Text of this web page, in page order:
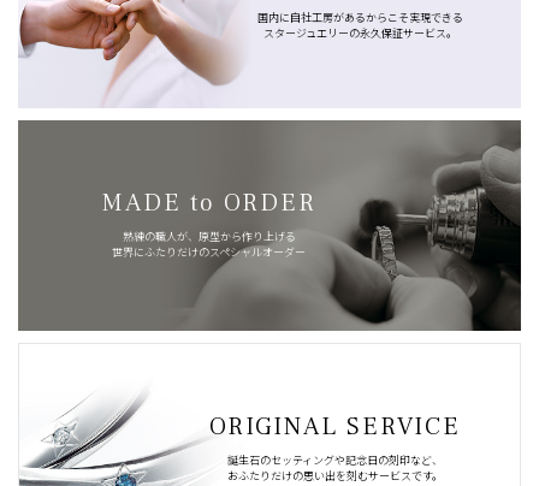
国内に自社工房があるからこそ実現できる
スタージュエリーの永久保証サービス。
MADE to ORDER
熟練の職人が、原型から作り上げる
世界にふたりだけのスペシャルオーダー
ORIGINAL SERVICE
誕生石のセッティングや記念日の刻印など、
おふたりだけの思い出を刻むサービスです。